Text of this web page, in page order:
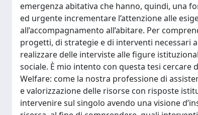
emergenza abitativa che hanno, quindi, una
ed urgente incrementare l’attenzione alle
all’accompagnamento all’abitare. Per
progetti, di strategie e di interventi necessari
realizzare delle interviste alle figure
sociale. È mio intento con questa tesi cercare
Welfare: come la nostra professione di
e valorizzazione delle risorse con risposte
intervenire sul singolo avendo una visione